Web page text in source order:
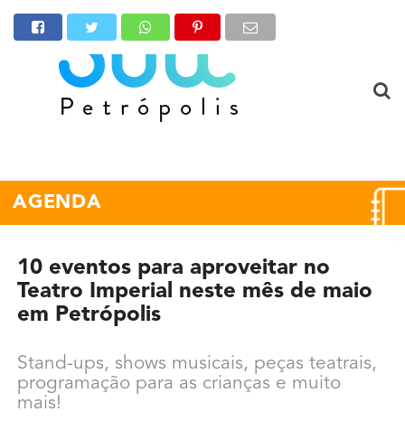
AGENDA
10 eventos para aproveitar no
Teatro Imperial neste mês de maio
em Petrópolis
Stand-ups, shows musicais, peças teatrais,
programação para as crianças e muito
mais!